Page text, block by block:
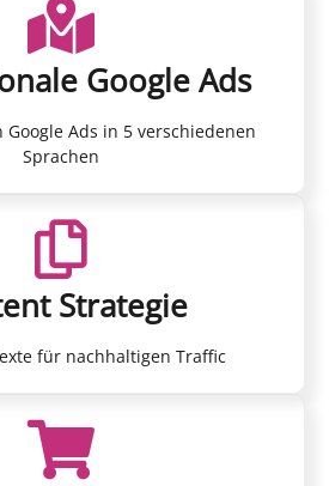
Google Ads
Ads in 5 verschiedenen
Sprachen
Strategie
für nachhaltigen Traffic